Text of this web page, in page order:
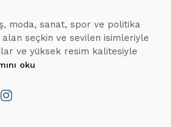
moda, sanat, spor ve politika
alan seçkin ve sevilen isimleriyle
ve yüksek resim kalitesiyle
oku